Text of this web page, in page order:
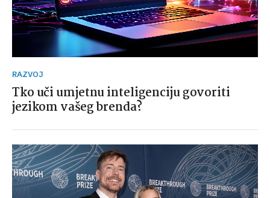
RAZVOJ
Tko uči umjetnu inteligenciju govoriti
jezikom vašeg brenda?